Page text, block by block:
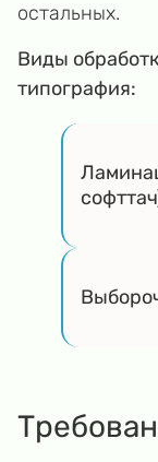
остальных.
Виды
типография: